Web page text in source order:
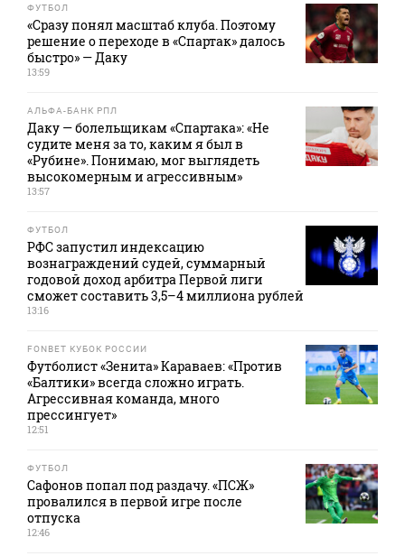
ФУТБОЛ
«Сразу понял масштаб клуба. Поэтому
решение о переходе в «Спартак» далось
быстро» — Даку
13:59
АЛЬФА-БАНК РПЛ
Даку — болельщикам «Спартака»: «Не
судите меня за то, каким я был в
«Рубине». Понимаю, мог выглядеть
высокомерным и агрессивным»
13:57
ФУТБОЛ
РФС запустил индексацию
вознаграждений судей, суммарный
годовой доход арбитра Первой лиги
сможет составить 3,5–4 миллиона рублей
13:16
FONBET КУБОК РОССИИ
Футболист «Зенита» Караваев: «Против
«Балтики» всегда сложно играть.
Агрессивная команда, много
прессингует»
12:51
ФУТБОЛ
Сафонов попал под раздачу. «ПСЖ»
провалился в первой игре после
отпуска
12:46